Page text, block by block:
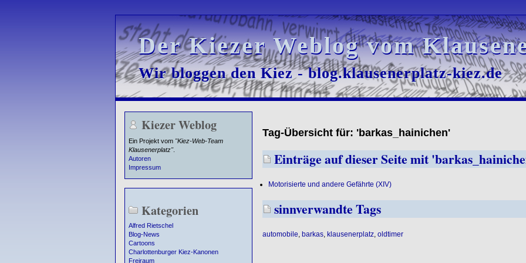
Der Kiezer Weblog vom
Der Kiezer Weblog vom
Wir bloggen den Kiez - blog.klausenerplatz-kiez.de
Wir bloggen den Kiez - blog.klausenerplatz-kiez.de
Kiezer Weblog
Ein Projekt vom "Kiez-Web-Team
Klausenerplatz".
Autoren
Impressum
Kategorien
Alfred Rietschel
Blog-News
Cartoons
Charlottenburger Kiez-Kanonen
Freiraum
Tag-Übersicht für: 'barkas_hainichen'
Einträge auf dieser Seite mit
Motorisierte und andere Gefährte (XIV)
sinnverwandte Tags
automobile barkas, klausenerplatz, oldtimer